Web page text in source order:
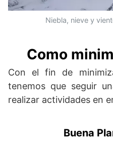
Niebla, nieve y
Como
Con el fin de
tenemos que seguir
realizar actividades en
Buena